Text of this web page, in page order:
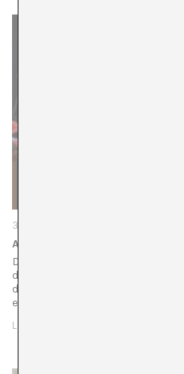
3 d'octubre de 2023
A*LIVE 2023: Supresió
Desena edició d’A*LIVE, el
d’esdeveniment multicapa,
d’A*DESK, a l’Auditori Lab de
el dia 9/10/2023 a…
LLEGIR MÉS